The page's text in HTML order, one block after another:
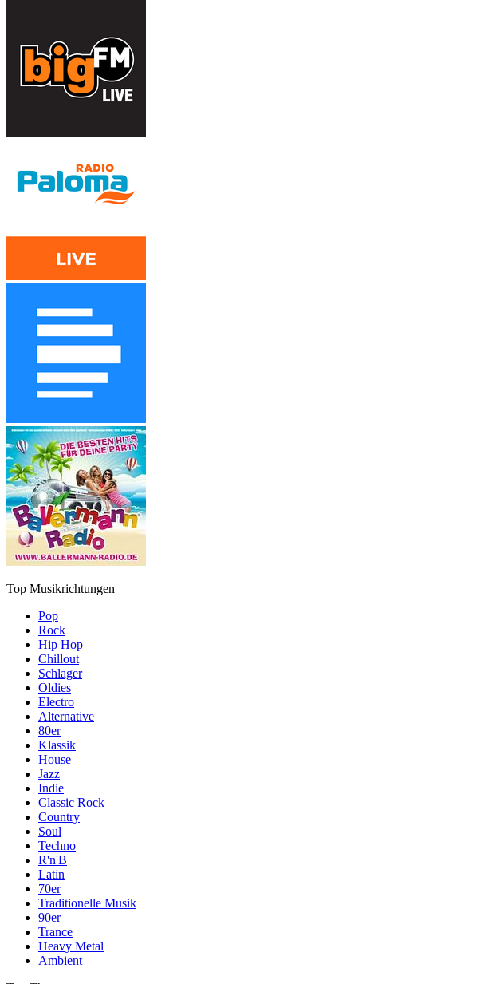
Top Musikrichtungen
Pop
Rock
Hip Hop
Chillout
Schlager
Oldies
Electro
Alternative
80er
Klassik
House
Jazz
Indie
Classic Rock
Country
Soul
Techno
R'n'B
Latin
70er
Traditionelle Musik
90er
Trance
Heavy Metal
Ambient